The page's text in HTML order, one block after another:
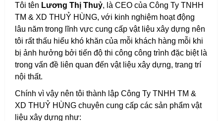
Tôi tên Lương Thị Thuỷ, là CEO của Công Ty TNHH
TM & XD THUỶ HÙNG, với kinh nghiệm hoạt động
lâu năm trong lĩnh vực cung cấp vật liệu xây dựng nên
tôi rất thấu hiểu khó khăn của mỗi khách hàng mỗi khi
bị ảnh hưởng bởi tiến độ thi công công trình đặc biệt là
trong vấn đề liên quan đến vật liệu xây dựng, trang trí
nội thất.
Chính vì vậy nên tôi thành lập Công Ty TNHH TM &
XD THUỶ HÙNG chuyên cung cấp các sản phẩm vật
liệu xây dựng như: